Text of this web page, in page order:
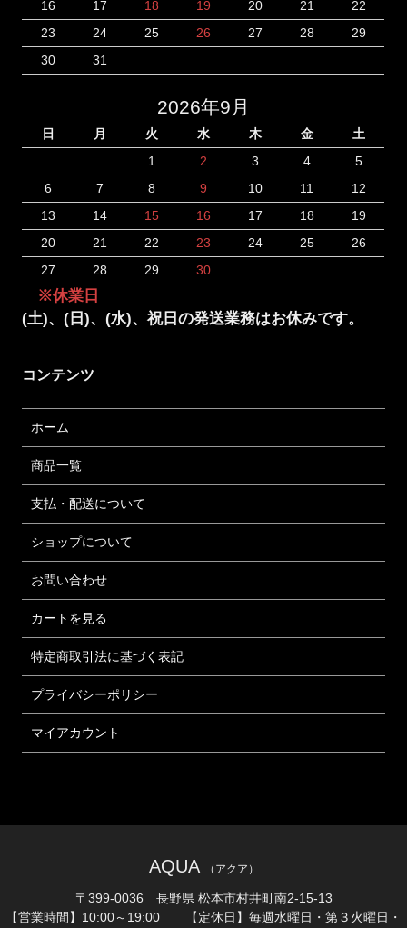
16
17 18 19 20 21
22
23
24 25 26 27 28
29
30
31
2026年9月
日 月 火 水 木 金
土
1
2 3 4
5
6
7 8 9 10 11
12
13
14 15 16 17 18
19
20
21 22 23 24 25
26
27
28 29 30
※休業日
(土)、(日)、(水)、祝日の発送業務はお休みです。
コンテンツ
ホーム
商品一覧
支払・配送について
ショップについて
お問い合わせ
カートを見る
特定商取引法に基づく表記
プライバシーポリシー
マイアカウント
AQUA （アクア）
〒399-0036 長野県 松本市村井町南2-15-13
【営業時間】10:00～19:00 【定休日】毎週水曜日・第３火曜日・